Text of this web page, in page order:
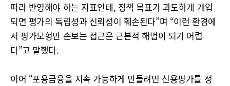
따라 반영해야 하는 지표인데, 정책 목표가 과도하게 개입
되면 평가의 독립성과 신뢰성이 훼손된다”며 “이런 환경에
서 평가모형만 손보는 접근은 근본적 해법이 되기 어렵
다”고 말했다.
이어 “포용금융을 지속 가능하게 만들려면 신용평가를 정